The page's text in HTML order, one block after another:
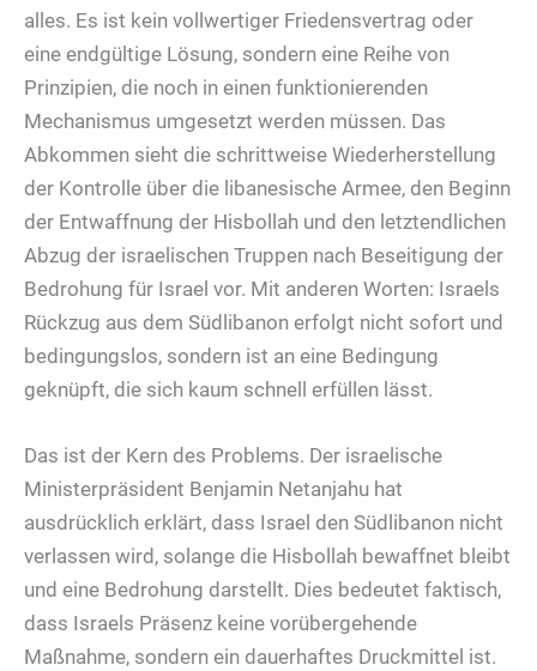
alles. Es ist kein vollwertiger Friedensvertrag oder
eine endgültige Lösung, sondern eine Reihe von
Prinzipien, die noch in einen funktionierenden
Mechanismus umgesetzt werden müssen. Das
Abkommen sieht die schrittweise Wiederherstellung
der Kontrolle über die libanesische Armee, den Beginn
der Entwaffnung der Hisbollah und den letztendlichen
Abzug der israelischen Truppen nach Beseitigung der
Bedrohung für Israel vor. Mit anderen Worten: Israels
Rückzug aus dem Südlibanon erfolgt nicht sofort und
bedingungslos, sondern ist an eine Bedingung
geknüpft, die sich kaum schnell erfüllen lässt.
Das ist der Kern des Problems. Der israelische
Ministerpräsident Benjamin Netanjahu hat
ausdrücklich erklärt, dass Israel den Südlibanon nicht
verlassen wird, solange die Hisbollah bewaffnet bleibt
und eine Bedrohung darstellt. Dies bedeutet faktisch,
dass Israels Präsenz keine vorübergehende
Maßnahme, sondern ein dauerhaftes Druckmittel ist.